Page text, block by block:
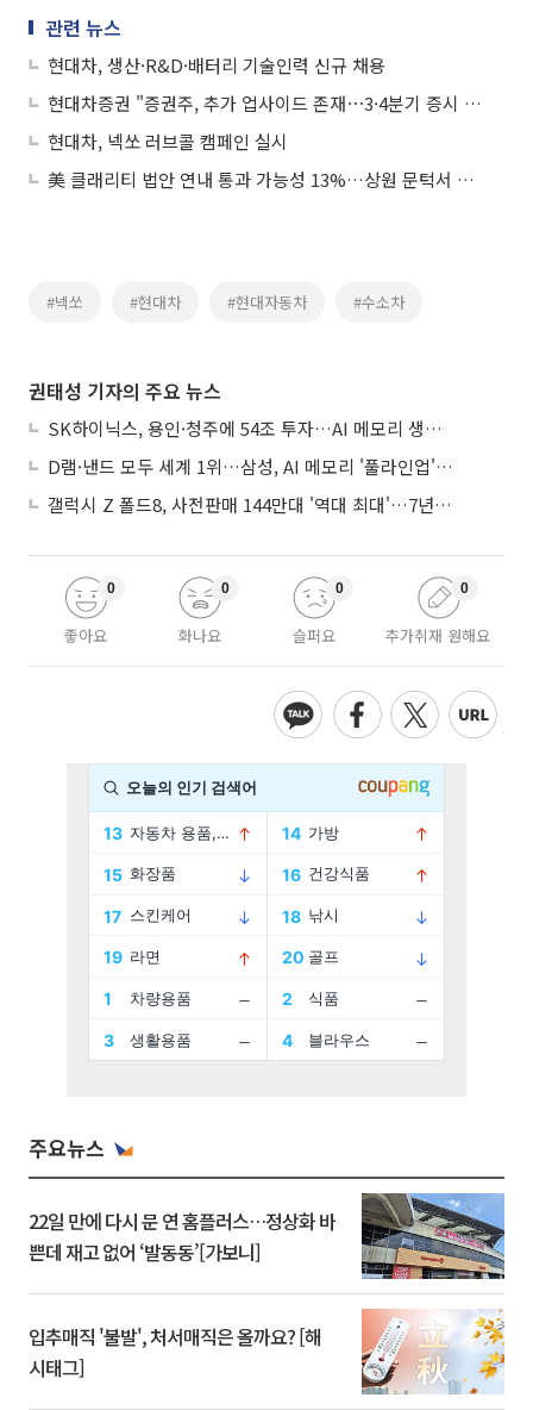
관련 뉴스
현대차, 생산·R&D·배터리 기술인력 신규 채용
현대차증권 "증권주, 추가 업사이드 존재⋯3·4분기 증시 거래대금 상향 조정"
현대차, 넥쏘 러브콜 캠페인 실시
美 클래리티 법안 연내 통과 가능성 13%…상원 문턱서 제동
#넥쏘 #현대차 #현대자동차 #수소차
권태성 기자의 주요 뉴스
SK하이닉스, 용인·청주에 54조 투자…AI 메모리 생산기지 키운다
D램·낸드 모두 세계 1위…삼성, AI 메모리 '풀라인업'으로 승부
갤럭시 Z 폴드8, 사전판매 144만대 '역대 최대'…7년만에 갤노트10 기록 넘어
좋아요
0
화나요
0
슬퍼요
0
추가취재 원해요
0
주요뉴스
22일 만에 다시 문 연 홈플러스…정상화 바
쁜데 재고 없어 ‘발동동’[가보니]
입추매직 '불발', 처서매직은 올까요? [해
시태그]